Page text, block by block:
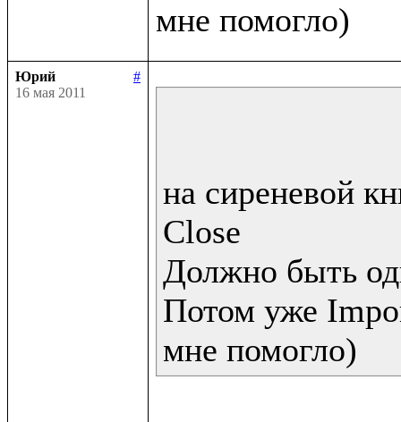
Юрий
#
16 мая 2011
на сиреневой
Close
Должно быть
Потом уже
мне помогло)